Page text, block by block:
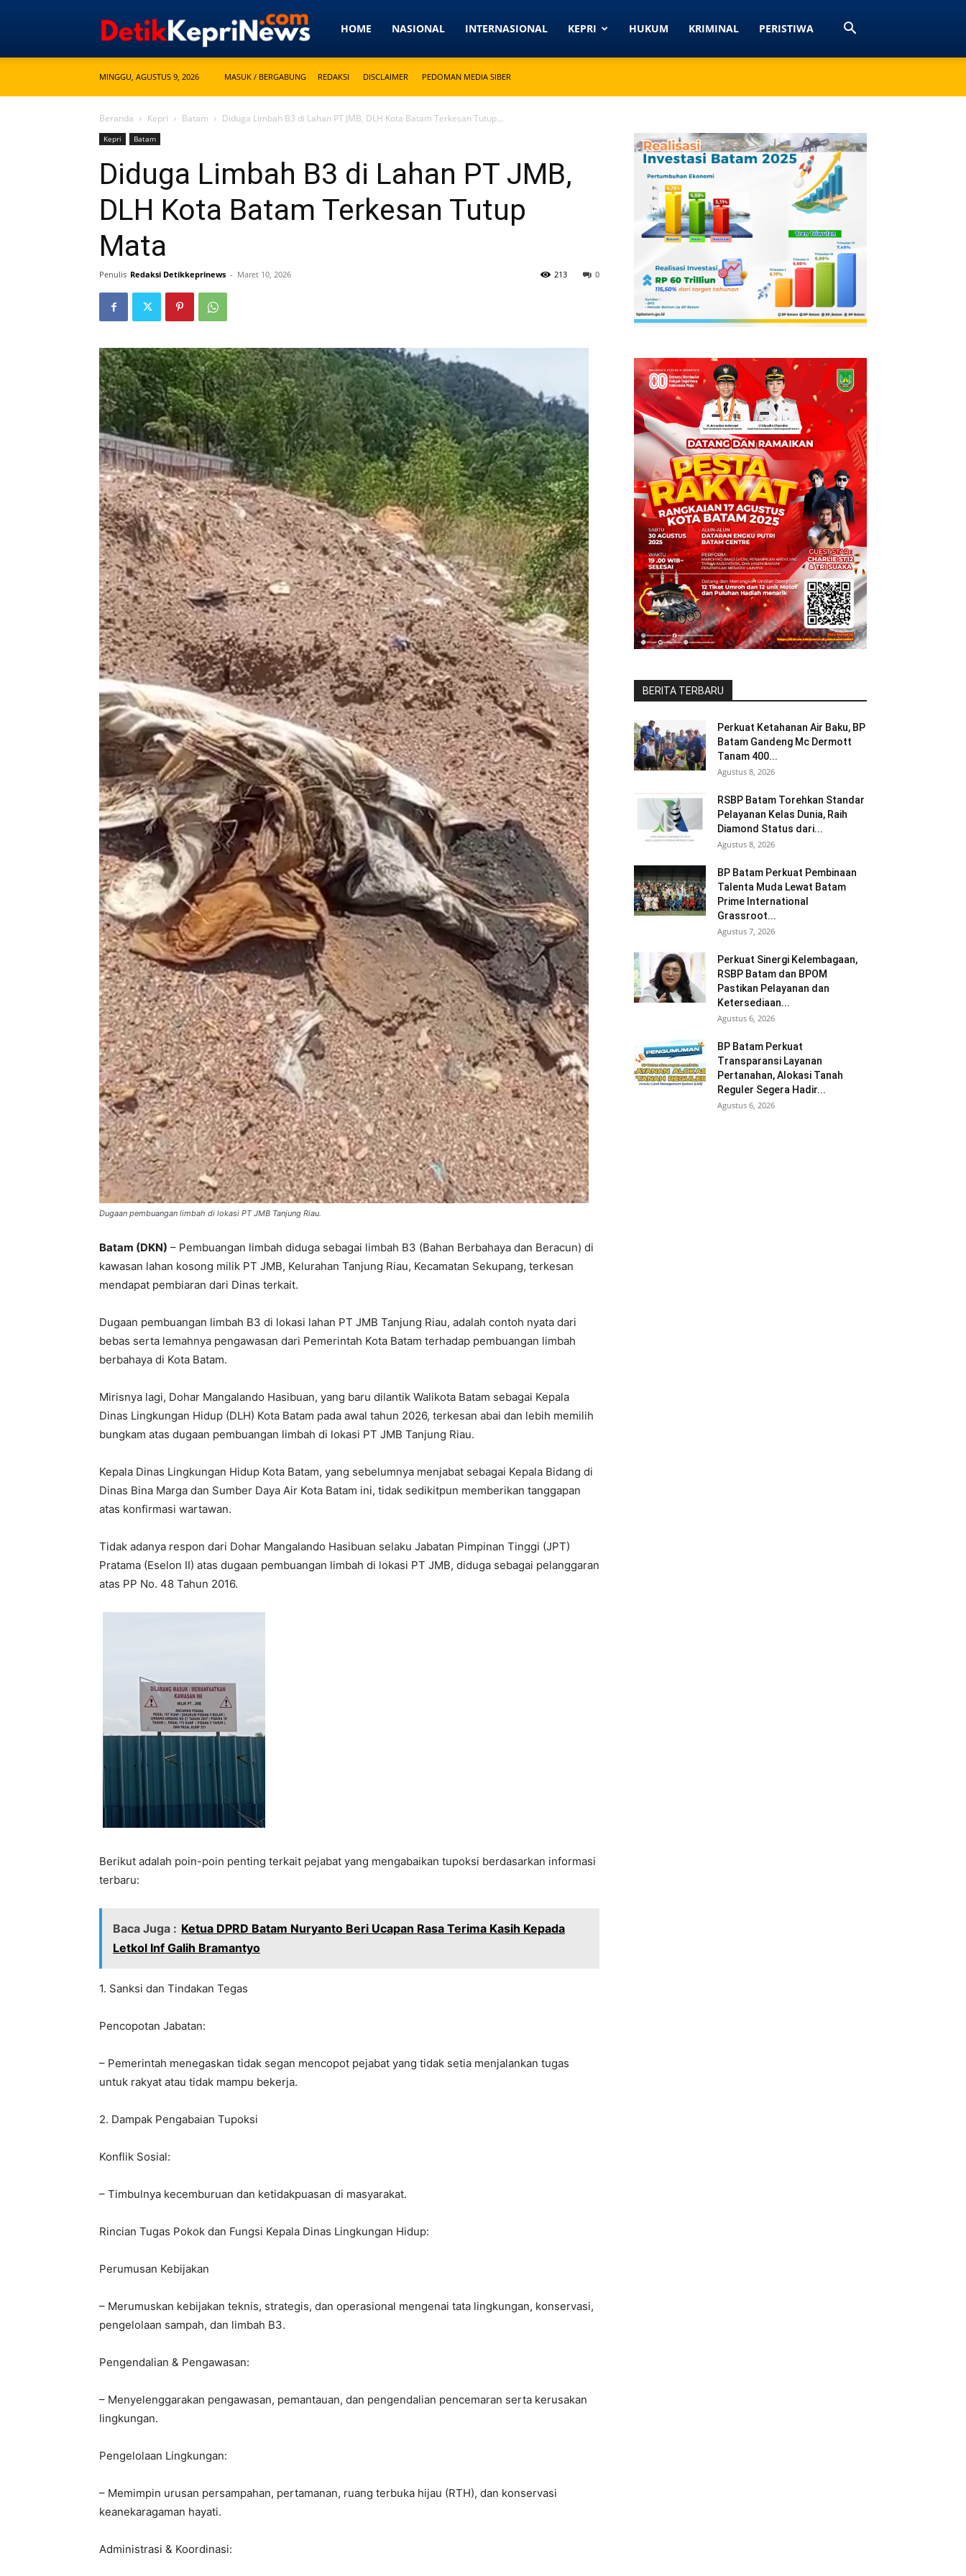
Detikkeprinews.com
HOME NASIONAL INTERNASIONAL KEPRI HUKUM KRIMINAL PERISTIWA
MINGGU, AGUSTUS 9, 2026 MASUK / BERGABUNG REDAKSI DISCLAIMER PEDOMAN MEDIA SIBER
Beranda Kepri Batam Diduga Limbah B3 di Lahan PT JMB, DLH Kota Batam Terkesan Tutup...
Kepri Batam
Diduga Limbah B3 di Lahan PT JMB,
DLH Kota Batam Terkesan Tutup
Mata
Penulis Redaksi Detikkeprinews - Maret 10, 2026 0
213
Dugaan pembuangan limbah di lokasi PT JMB Tanjung Riau.
Batam (DKN) – Pembuangan limbah diduga sebagai limbah B3 (Bahan Berbahaya dan Beracun) di
kawasan lahan kosong milik PT JMB, Kelurahan Tanjung Riau, Kecamatan Sekupang, terkesan
mendapat pembiaran dari Dinas terkait.
Dugaan pembuangan limbah B3 di lokasi lahan PT JMB Tanjung Riau, adalah contoh nyata dari
bebas serta lemahnya pengawasan dari Pemerintah Kota Batam terhadap pembuangan limbah
berbahaya di Kota Batam.
Mirisnya lagi, Dohar Mangalando Hasibuan, yang baru dilantik Walikota Batam sebagai Kepala
Dinas Lingkungan Hidup (DLH) Kota Batam pada awal tahun 2026, terkesan abai dan lebih memilih
bungkam atas dugaan pembuangan limbah di lokasi PT JMB Tanjung Riau.
Kepala Dinas Lingkungan Hidup Kota Batam, yang sebelumnya menjabat sebagai Kepala Bidang di
Dinas Bina Marga dan Sumber Daya Air Kota Batam ini, tidak sedikitpun memberikan tanggapan
atas konfirmasi wartawan.
Tidak adanya respon dari Dohar Mangalando Hasibuan selaku Jabatan Pimpinan Tinggi (JPT)
Pratama (Eselon II) atas dugaan pembuangan limbah di lokasi PT JMB, diduga sebagai pelanggaran
atas PP No. 48 Tahun 2016.
Berikut adalah poin-poin penting terkait pejabat yang mengabaikan tupoksi berdasarkan informasi
terbaru:
Baca Juga : Ketua DPRD Batam Nuryanto Beri Ucapan Rasa Terima Kasih Kepada
Letkol Inf Galih Bramantyo
1. Sanksi dan Tindakan Tegas
Pencopotan Jabatan:
– Pemerintah menegaskan tidak segan mencopot pejabat yang tidak setia menjalankan tugas
untuk rakyat atau tidak mampu bekerja.
2. Dampak Pengabaian Tupoksi
Konflik Sosial:
– Timbulnya kecemburuan dan ketidakpuasan di masyarakat.
Rincian Tugas Pokok dan Fungsi Kepala Dinas Lingkungan Hidup:
Perumusan Kebijakan
– Merumuskan kebijakan teknis, strategis, dan operasional mengenai tata lingkungan, konservasi,
pengelolaan sampah, dan limbah B3.
Pengendalian & Pengawasan:
– Menyelenggarakan pengawasan, pemantauan, dan pengendalian pencemaran serta kerusakan
lingkungan.
Pengelolaan Lingkungan:
– Memimpin urusan persampahan, pertamanan, ruang terbuka hijau (RTH), dan konservasi
keanekaragaman hayati.
Administrasi & Koordinasi:
BERITA TERBARU
Perkuat Ketahanan Air Baku, BP
Batam Gandeng Mc Dermott
Tanam 400...
Agustus 8, 2026
RSBP Batam Torehkan Standar
Pelayanan Kelas Dunia, Raih
Diamond Status dari...
Agustus 8, 2026
BP Batam Perkuat Pembinaan
Talenta Muda Lewat Batam
Prime International
Grassroot...
Agustus 7, 2026
Perkuat Sinergi Kelembagaan,
RSBP Batam dan BPOM
Pastikan Pelayanan dan
Ketersediaan...
Agustus 6, 2026
BP Batam Perkuat
Transparansi Layanan
Pertanahan, Alokasi Tanah
Reguler Segera Hadir...
Agustus 6, 2026